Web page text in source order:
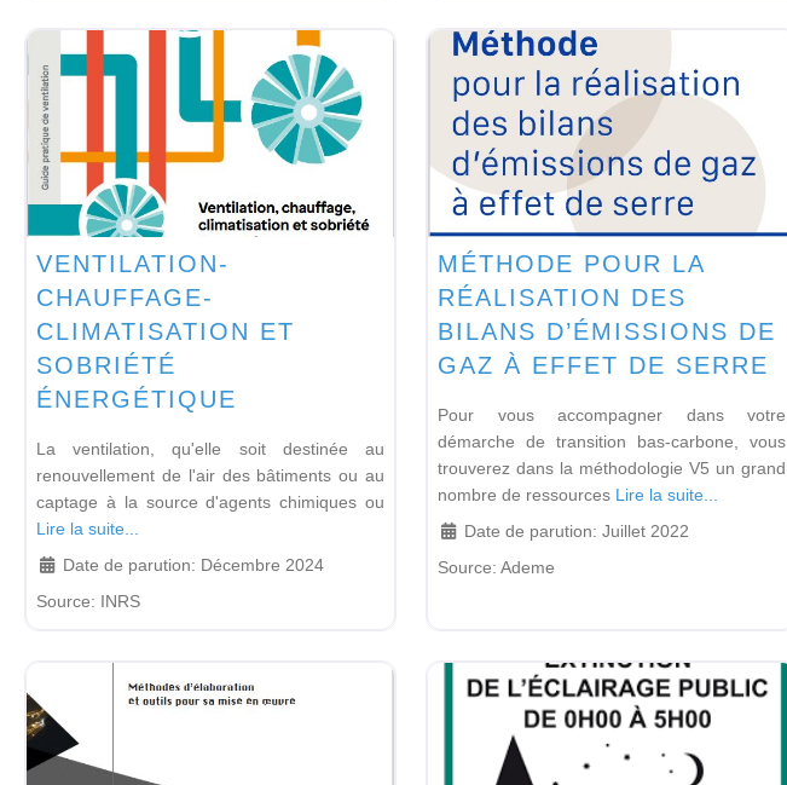
VENTILATION-
CHAUFFAGE-
CLIMATISATION ET
SOBRIÉTÉ
ÉNERGÉTIQUE
La ventilation, qu'elle soit destinée au
renouvellement de l'air des bâtiments ou au
captage à la source d'agents chimiques ou
Lire la suite...
Date de parution: Décembre 2024
Source: INRS
MÉTHODE POUR LA
RÉALISATION DES
BILANS D’ÉMISSIONS DE
GAZ À EFFET DE SERRE
Pour vous accompagner dans votre
démarche de transition bas-carbone, vous
trouverez dans la méthodologie V5 un grand
nombre de ressources Lire la suite...
Date de parution: Juillet 2022
Source: Ademe